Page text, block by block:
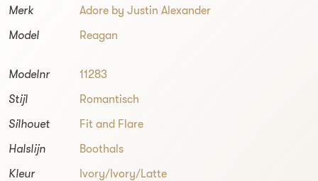
Merk
Adore by Justin Alexander
Model
Reagan
Modelnr
11283
Stijl
Romantisch
Silhouet
Fit and Flare
Halslijn
Boothals
Kleur
Ivory/Ivory/Latte